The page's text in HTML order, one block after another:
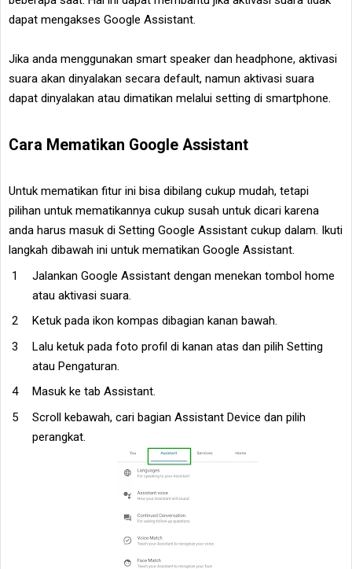
dapat mengakses Google Assistant.
Jika anda menggunakan smart speaker dan headphone, aktivasi
suara akan dinyalakan secara default, namun aktivasi suara
dapat dinyalakan atau dimatikan melalui setting di smartphone.
Cara Mematikan Google Assistant
Untuk mematikan fitur ini bisa dibilang cukup mudah, tetapi
pilihan untuk mematikannya cukup susah untuk dicari karena
anda harus masuk di Setting Google Assistant cukup dalam. Ikuti
langkah dibawah ini untuk mematikan Google Assistant.
Jalankan Google Assistant dengan menekan tombol home
atau aktivasi suara.
Ketuk pada ikon kompas dibagian kanan bawah.
Lalu ketuk pada foto profil di kanan atas dan pilih Setting
atau Pengaturan.
Masuk ke tab Assistant.
Scroll kebawah, cari bagian Assistant Device dan pilih
perangkat.